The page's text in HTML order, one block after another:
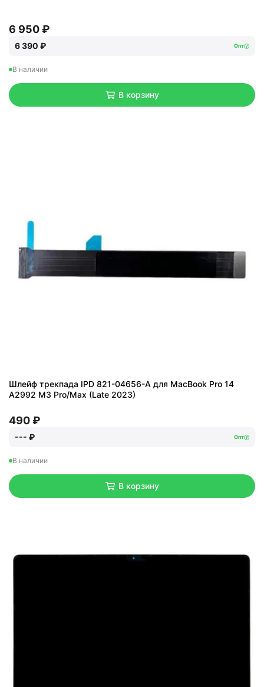
6 950 ₽
6 390 ₽ Опт
В наличии
В корзину
Шлейф трекпада IPD 821-04656-A для MacBook Pro 14
A2992 M3 Pro/Max (Late 2023)
490 ₽
--- ₽ Опт
В наличии
В корзину